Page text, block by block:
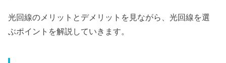
光回線のメリットとデメリットを見ながら、光回線を選
ぶポイントを解説していきます。